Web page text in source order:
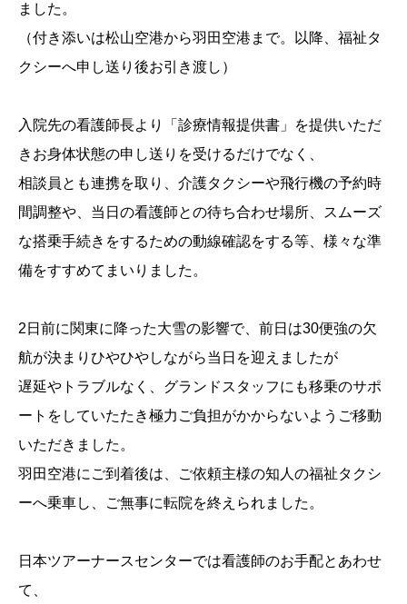
ました。
（付き添いは松山空港から羽田空港まで。以降、福祉タ
クシーへ申し送り後お引き渡し）
入院先の看護師長より「診療情報提供書」を提供いただ
きお身体状態の申し送りを受けるだけでなく、
相談員とも連携を取り、介護タクシーや飛行機の予約時
間調整や、当日の看護師との待ち合わせ場所、スムーズ
な搭乗手続きをするための動線確認をする等、様々な準
備をすすめてまいりました。
2日前に関東に降った大雪の影響で、前日は30便強の欠
航が決まりひやひやしながら当日を迎えましたが
遅延やトラブルなく、グランドスタッフにも移乗のサポ
ートをしていたたき極力ご負担がかからないようご移動
いただきました。
羽田空港にご到着後は、ご依頼主様の知人の福祉タクシ
ーへ乗車し、ご無事に転院を終えられました。
日本ツアーナースセンターでは看護師のお手配とあわせ
て、